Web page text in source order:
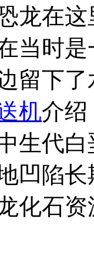
龙在
当时
留下
机介绍
生代
凹陷
化石